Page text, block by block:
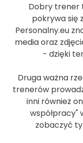
Dobry trener
pokrywa się
Personalny.eu
media oraz
- dzięki
Druga ważna
trenerów
inni również
współpracy"
zobaczyć